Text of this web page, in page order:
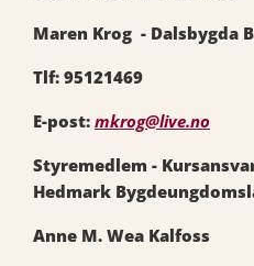
Maren Krog - Dalsbygda
Tlf: 95121469
E-post: mkrog@live.no
Styremedlem -
Hedmark
Anne M. Wea Kalfoss